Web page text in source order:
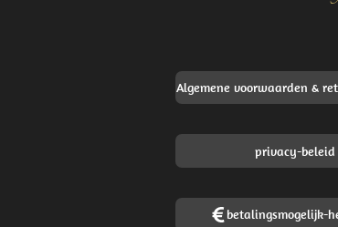
Algemene voorwaarden &
privacy-beleid
betalingsmogelijk-